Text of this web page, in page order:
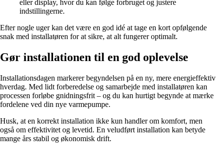
eller display, hvor du kan følge forbruget og justere
indstillingerne.
Efter nogle uger kan det være en god idé at tage en kort opfølgende
snak med installatøren for at sikre, at alt fungerer optimalt.
Gør installationen til en god oplevelse
Installationsdagen markerer begyndelsen på en ny, mere energieffektiv
hverdag. Med lidt forberedelse og samarbejde med installatøren kan
processen forløbe gnidningsfrit – og du kan hurtigt begynde at mærke
fordelene ved din nye varmepumpe.
Husk, at en korrekt installation ikke kun handler om komfort, men
også om effektivitet og levetid. En veludført installation kan betyde
mange års stabil og økonomisk drift.